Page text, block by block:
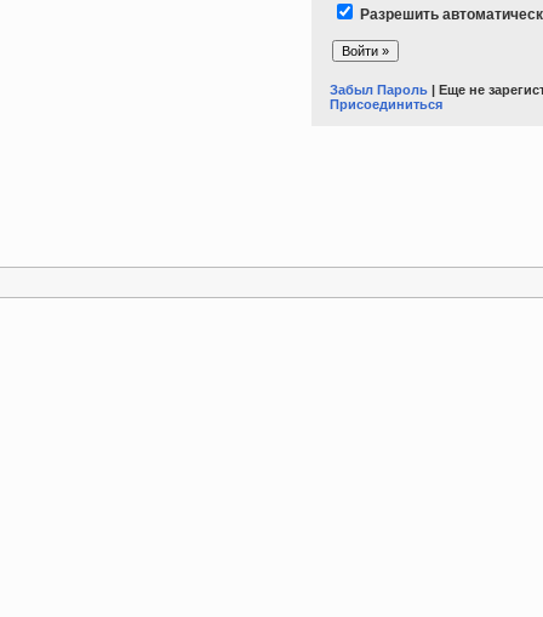
Разрешить
Забыл Пароль | Еще не
Присоединиться